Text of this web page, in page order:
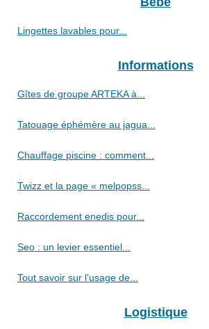
Lingettes lavables pour...
Informations
Gîtes de groupe ARTEKA à...
Tatouage éphémère au jagua...
Chauffage piscine : comment...
Twizz et la page « melpopss...
Raccordement enedis pour...
Seo : un levier essentiel...
Tout savoir sur l’usage de...
Logistique